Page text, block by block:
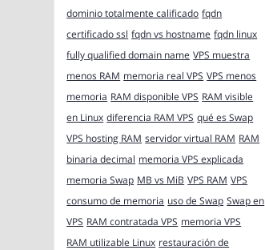
dominio totalmente calificado fqdn
certificado ssl fqdn vs hostname fqdn linux
fully qualified domain name VPS muestra
menos RAM memoria real VPS VPS menos
memoria RAM disponible VPS RAM visible
en Linux diferencia RAM VPS qué es Swap
VPS hosting RAM servidor virtual RAM RAM
binaria decimal memoria VPS explicada
memoria Swap MB vs MiB VPS RAM VPS
consumo de memoria uso de Swap Swap en
VPS RAM contratada VPS memoria VPS
RAM utilizable Linux restauración de